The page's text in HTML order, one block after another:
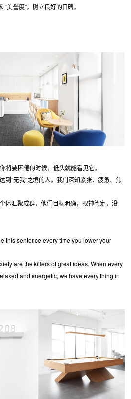
美誉度”。树立良好的口碑。
要困倦的时候，低头就能看见它。
到“无我“之境的人。我们深知紧张、疲惫、焦
体汇聚成群，他们目标明确，眼神笃定，没
this sentence every time you lower your
are the killers of great ideas. When every
and energetic, we have every thing in